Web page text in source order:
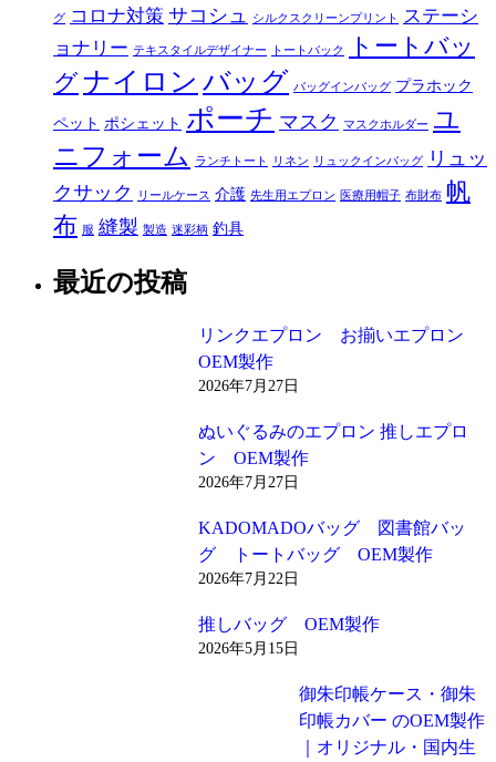
グ コロナ対策 サコシュ シルクスクリーンプリント
ステーシ
ョナリー テキスタイルデザイナー トートバック
トートバッ
グナイロン バッグ バッグインバッグ プラホック
ペット ポシェット ポーチ マスク マスクホルダー ユ
ニフォーム
ランチトート リネン リュックインバッグ
リュッ
クサック
リールケース 介護 先生用エプロン 医療用帽子 布財布 帆
布 服 縫製 製造 迷彩柄 釣具
最近の投稿
リンクエプロン お揃いエプロン
OEM製作
2026年7月27日
ぬいぐるみのエプロン 推しエプロ
ン OEM製作
2026年7月27日
KADOMADOバッグ 図書館バッ
グ トートバッグ OEM製作
2026年7月22日
推しバッグ OEM製作
2026年5月15日
御朱印帳ケース・御朱
印帳カバー のOEM製作
｜オリジナル・国内生